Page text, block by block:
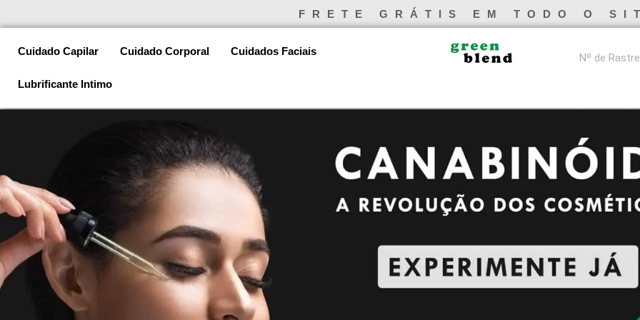
para
FRETE GRÁTIS EM TODO O
Cuidado Capilar Cuidado Corporal Cuidados Faciais
Lubrificante Intimo